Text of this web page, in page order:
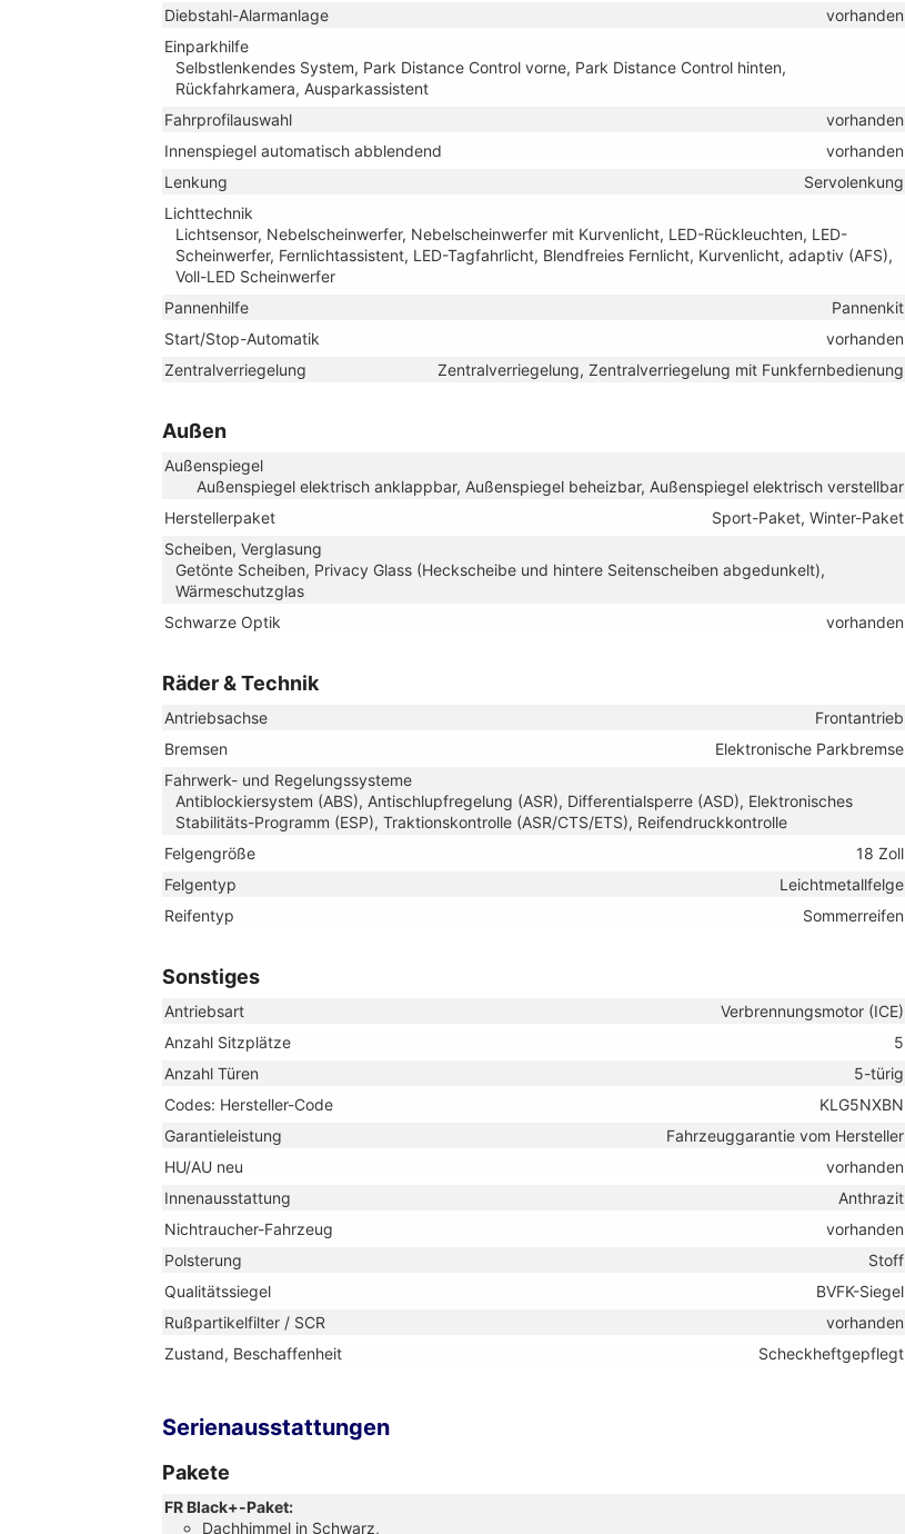
Diebstahl-Alarmanlage
vorhanden
Einparkhilfe
Selbstlenkendes System, Park Distance Control vorne, Park Distance Control hinten,
Rückfahrkamera, Ausparkassistent
Fahrprofilauswahl
vorhanden
Innenspiegel automatisch abblendend
vorhanden
Lenkung
Servolenkung
Lichttechnik
Lichtsensor, Nebelscheinwerfer, Nebelscheinwerfer mit Kurvenlicht, LED-Rückleuchten, LED-
Scheinwerfer, Fernlichtassistent, LED-Tagfahrlicht, Blendfreies Fernlicht, Kurvenlicht, adaptiv (AFS),
Voll-LED Scheinwerfer
Pannenhilfe
Pannenkit
Start/Stop-Automatik
vorhanden
Zentralverriegelung
Zentralverriegelung, Zentralverriegelung mit Funkfernbedienung
Außen
Außenspiegel
Außenspiegel elektrisch anklappbar, Außenspiegel beheizbar, Außenspiegel elektrisch verstellbar
Herstellerpaket
Sport-Paket, Winter-Paket
Scheiben, Verglasung
Getönte Scheiben, Privacy Glass (Heckscheibe und hintere Seitenscheiben abgedunkelt),
Wärmeschutzglas
Schwarze Optik
vorhanden
Räder & Technik
Antriebsachse
Frontantrieb
Bremsen
Elektronische Parkbremse
Fahrwerk- und Regelungssysteme
Antiblockiersystem (ABS), Antischlupfregelung (ASR), Differentialsperre (ASD), Elektronisches
Stabilitäts-Programm (ESP), Traktionskontrolle (ASR/CTS/ETS), Reifendruckkontrolle
Felgengröße
18 Zoll
Felgentyp
Leichtmetallfelge
Reifentyp
Sommerreifen
Sonstiges
Antriebsart
Verbrennungsmotor (ICE)
Anzahl Sitzplätze
5
Anzahl Türen
5-türig
Codes: Hersteller-Code
KLG5NXBN
Garantieleistung
Fahrzeuggarantie vom Hersteller
HU/AU neu
vorhanden
Innenausstattung
Anthrazit
Nichtraucher-Fahrzeug
vorhanden
Polsterung
Stoff
Qualitätssiegel
BVFK-Siegel
Rußpartikelfilter / SCR
vorhanden
Zustand, Beschaffenheit
Scheckheftgepflegt
Serienausstattungen
Pakete
FR Black+-Paket:
Dachhimmel in Schwarz,